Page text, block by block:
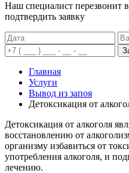
Наш специалист перезвонит
подтвердить заявку
Главная
Услуги
Вывод из запоя
Детоксикация от
Детоксикация от алкоголя
восстановлению от
организму избавиться от
употребления алкоголя, и
лечению.